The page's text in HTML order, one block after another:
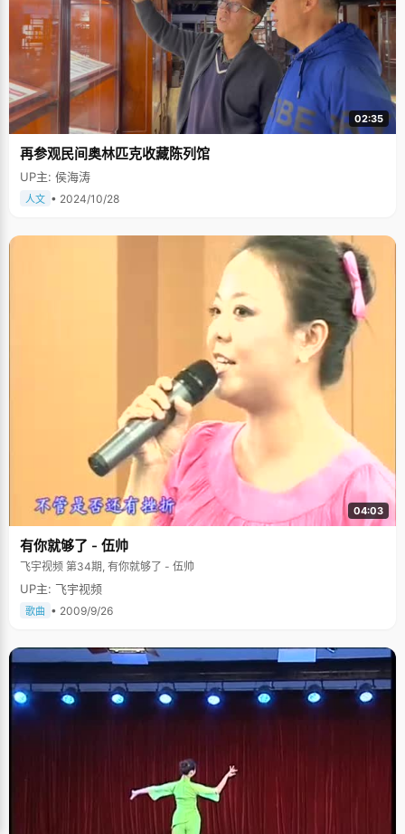
02:35
再参观民间奥林匹克收藏陈列馆
UP主: 侯海涛
人文 • 2024/10/28
04:03
有你就够了 - 伍帅
飞宇视频 第34期, 有你就够了 - 伍帅
UP主: 飞宇视频
歌曲 • 2009/9/26